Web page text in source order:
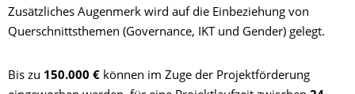
Zusätzliches Augenmerk wird auf die Einbeziehung von
Querschnittsthemen (Governance, IKT und Gender) gelegt.
Bis zu 150.000 € können im Zuge der Projektförderung